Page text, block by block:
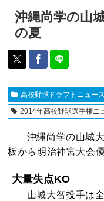
沖縄尚学の山
の夏
高校野球ドラフトニュース
2014年高校野球選手権ニ
沖縄尚学の山城
板から明治神宮大会
大量失点KO
山城大智投手は